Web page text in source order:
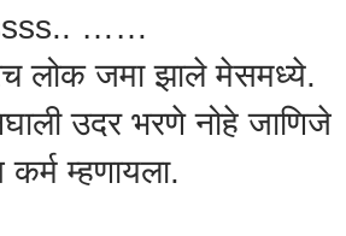
……
लोक जमा झाले मेसमध्ये.
उदर भरणे नोहे जाणिजे
कर्म म्हणायला.